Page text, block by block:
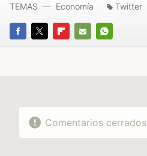
FACEBOOK
TWITTERFLIPBOARD
E-
WHATSAPP
TEMAS Economía Twitter
Comentarios cerrados